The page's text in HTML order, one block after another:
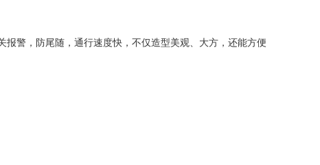
警，防尾随，通行速度快，不仅造型美观、大方，还能方便